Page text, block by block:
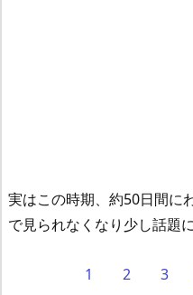
実はこの時期、約50日間に
で見られなくなり少し話題に
1 2 3